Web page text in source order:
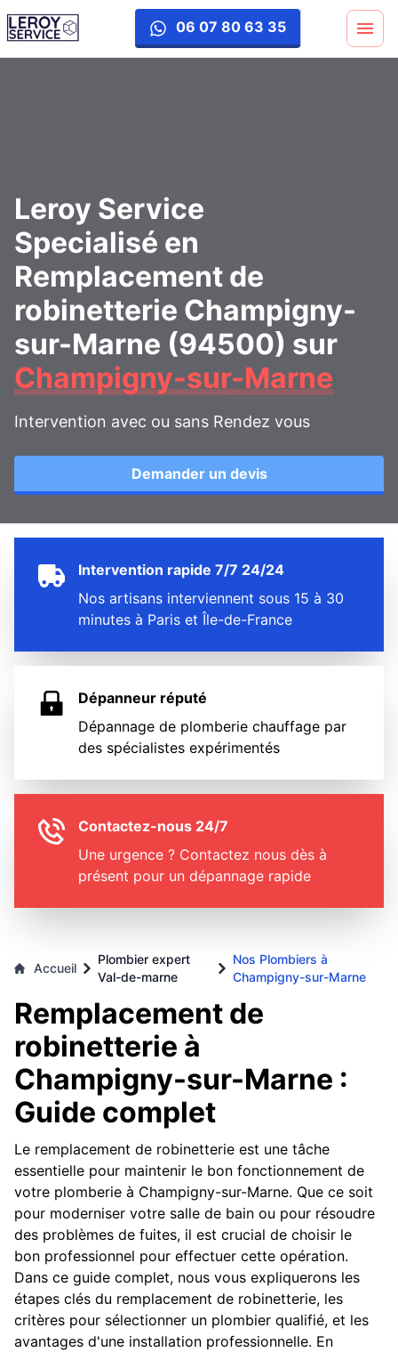
06 07 80 63 35
remplacement-robinetterie
Leroy Service
Specialisé en
Remplacement de
robinetterie Champigny-
sur-Marne (94500) sur
Champigny-sur-Marne
Intervention avec ou sans Rendez vous
Demander un devis
Intervention rapide 7/7 24/24
Nos artisans interviennent sous 15 à 30
minutes à Paris et Île-de-France
Dépanneur réputé
Dépannage de plomberie chauffage par
des spécialistes expérimentés
Contactez-nous 24/7
Une urgence ? Contactez nous dès à
présent pour un dépannage rapide
Accueil
Plombier expert
Val-de-marne
Nos Plombiers à
Champigny-sur-Marne
Remplacement de
robinetterie à
Champigny-sur-Marne :
Guide complet
Le remplacement de robinetterie est une tâche
essentielle pour maintenir le bon fonctionnement de
votre plomberie à Champigny-sur-Marne. Que ce soit
pour moderniser votre salle de bain ou pour résoudre
des problèmes de fuites, il est crucial de choisir le
bon professionnel pour effectuer cette opération.
Dans ce guide complet, nous vous expliquerons les
étapes clés du remplacement de robinetterie, les
critères pour sélectionner un plombier qualifié, et les
avantages d'une installation professionnelle. En